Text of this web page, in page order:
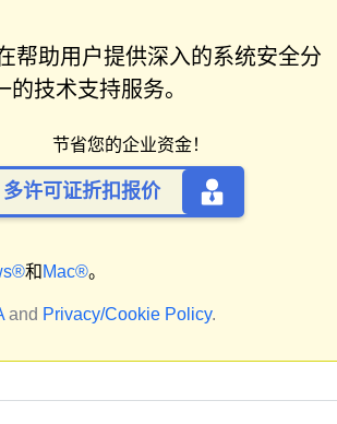
帮助用户提供深入的系统安全分
的技术支持服务。
节省您的企业资金！
多许可证折扣报价
和 Mac®。
and Privacy/Cookie Policy.